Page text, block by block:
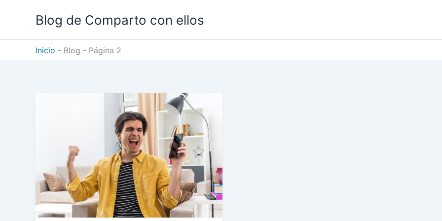
Blog de Comparto con ellos
Inicio - Blog - Página 2